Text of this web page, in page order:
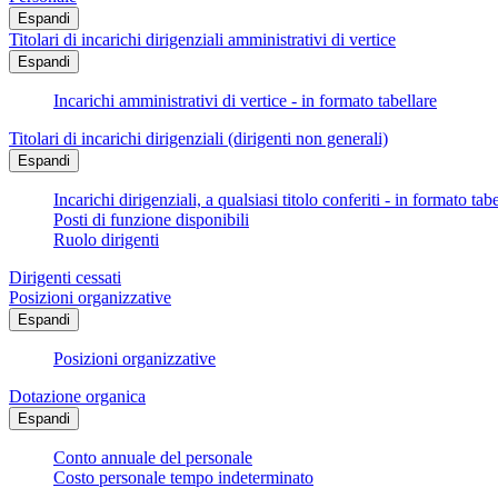
Espandi
Titolari di incarichi dirigenziali amministrativi di vertice
Espandi
Incarichi amministrativi di vertice - in formato tabellare
Titolari di incarichi dirigenziali (dirigenti non generali)
Espandi
Incarichi dirigenziali, a qualsiasi titolo conferiti - in formato
Posti di funzione disponibili
Ruolo dirigenti
Dirigenti cessati
Posizioni organizzative
Espandi
Posizioni organizzative
Dotazione organica
Espandi
Conto annuale del personale
Costo personale tempo indeterminato